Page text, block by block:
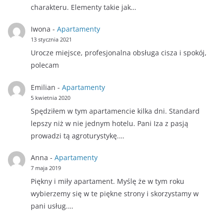
charakteru. Elementy takie jak…
Iwona - Apartamenty
13 stycznia 2021
Urocze miejsce, profesjonalna obsługa cisza i spokój,
polecam
Emilian - Apartamenty
5 kwietnia 2020
Spędziłem w tym apartamencie kilka dni. Standard
lepszy niż w nie jednym hotelu. Pani Iza z pasją
prowadzi tą agroturystykę.…
Anna - Apartamenty
7 maja 2019
Piękny i miły apartament. Myślę że w tym roku
wybierzemy się w te piękne strony i skorzystamy w
pani usług.…